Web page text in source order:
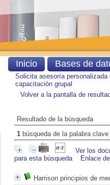
Solicita asesoría personalizada
capacitación grupal
Volver a la pantalla de
Resultado de la búsqueda
1 búsqueda de la palabra clave
Ver los
para esta búsqueda
Enlace
Harrison principios de
Inicio Bases de